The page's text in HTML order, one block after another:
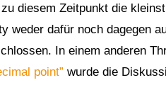
diesem Zeitpunkt die
weder dafür noch dagegen
In einem anderen
point” wurde die